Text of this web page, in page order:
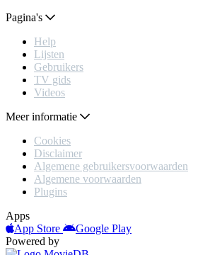
Pagina's
Help
Lijsten
Gebruikers
TV gids
Videos
Meer informatie
Cookies
Disclaimer
Algemene gebruikersvoorwaarden
Algemene voorwaarden
Plugins
Apps
App Store
Google Play
Powered by